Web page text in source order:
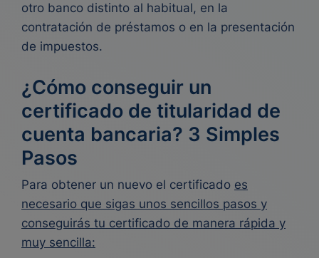
otro banco distinto al habitual, en la
contratación de préstamos o en la presentación
de impuestos.
¿Cómo conseguir un
certificado de titularidad de
cuenta bancaria? 3 Simples
Pasos
Para obtener un nuevo el certificado es
necesario que sigas unos sencillos pasos y
conseguirás tu certificado de manera rápida y
muy sencilla: